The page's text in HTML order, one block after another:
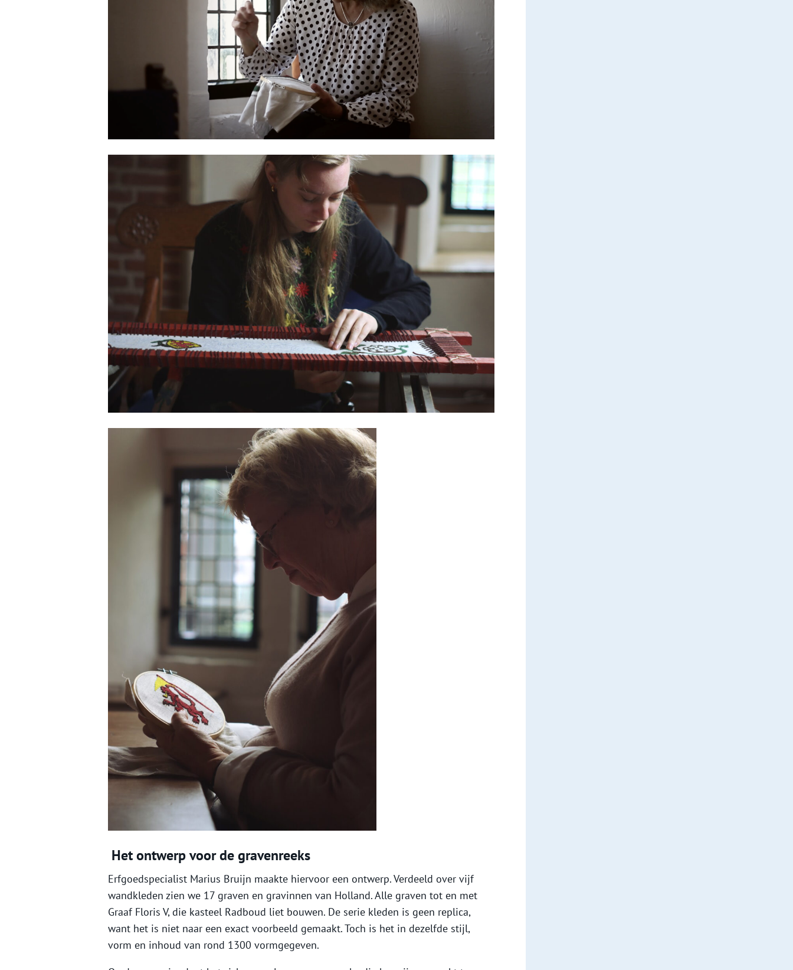
Het ontwerp voor de gravenreeks
Erfgoedspecialist Marius Bruijn maakte hiervoor een ontwerp. Verdeeld over vijf
wandkleden zien we 17 graven en gravinnen van Holland. Alle graven tot en met
Graaf Floris V, die kasteel Radboud liet bouwen. De serie kleden is geen replica,
want het is niet naar een exact voorbeeld gemaakt. Toch is het in dezelfde stijl,
vorm en inhoud van rond 1300 vormgegeven.